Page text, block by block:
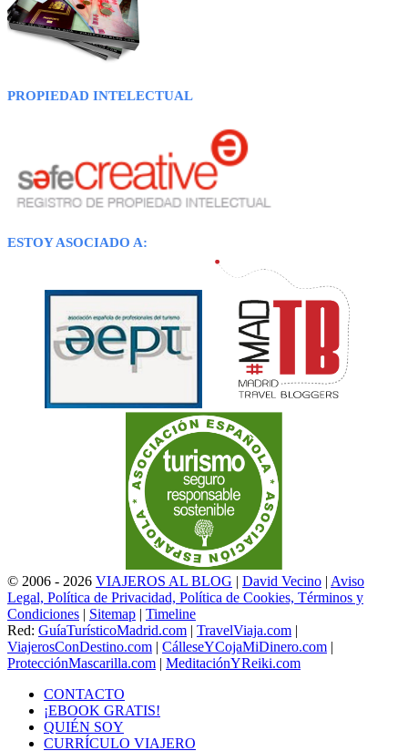
PROPIEDAD INTELECTUAL
ESTOY ASOCIADO A:
© 2006 - 2026 VIAJEROS AL BLOG | David Vecino | Aviso
Legal, Política de Privacidad, Política de Cookies, Términos y
Condiciones | Sitemap | Timeline
Red: GuíaTurísticoMadrid.com | TravelViaja.com |
ViajerosConDestino.com | CálleseYCojaMiDinero.com |
ProtecciónMascarilla.com | MeditaciónYReiki.com
CONTACTO
¡EBOOK GRATIS!
QUIÉN SOY
CURRÍCULO VIAJERO